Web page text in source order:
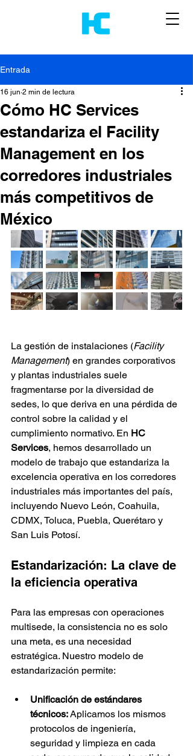
Entrada
Cómo HC Services
estandariza el Facility
Management en los
corredores industriales
más competitivos de
México
16 jun 2 min de lectura
La gestión de instalaciones (Facility
Management) en grandes corporativos
y plantas industriales suele
fragmentarse por la diversidad de
sedes, lo que deriva en una pérdida de
control sobre la calidad y el
cumplimiento normativo. En HC
Services, hemos desarrollado un
modelo de trabajo que estandariza la
excelencia operativa en los corredores
industriales más importantes del país,
incluyendo Nuevo León, Coahuila,
CDMX, Toluca, Puebla, Querétaro y
San Luis Potosí.
Estandarización: La clave de
la eficiencia operativa
Para las empresas con operaciones
multisede, la consistencia no es solo
una meta, es una necesidad
estratégica. Nuestro modelo de
estandarización permite:
Unificación de estándares
técnicos: Aplicamos los mismos
protocolos de ingeniería,
seguridad y limpieza en cada